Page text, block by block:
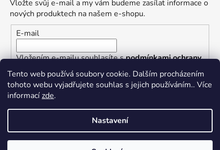
Tento web používá soubory cookie. Dalším procházením
tohoto webu vyjadřujete souhlas s jejich používáním.. Více
informacízde.
Nastavení
Vložte svůj e-mail a my vám budeme zasílat informace o
nových produktech na našem e-shopu.
E-mail
Vložením e-mailu souhlasíte spodmínkami ochrany
osobních údajů
PŘIHLÁSIT SE
Vytvořil Shoptet